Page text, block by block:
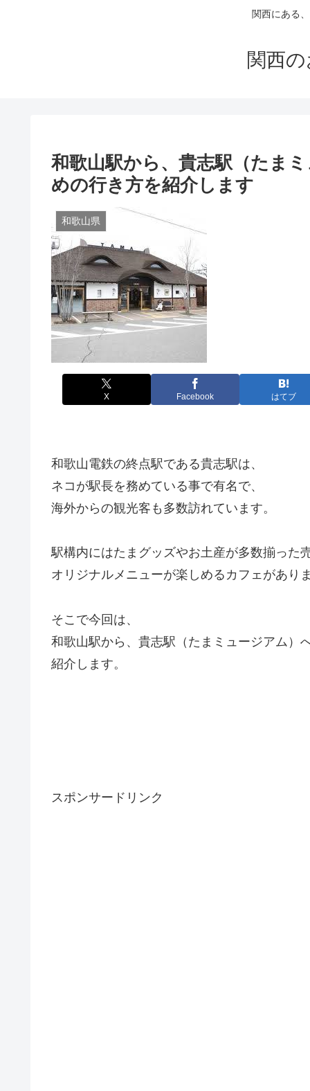
関西にある
関西
和歌山駅から、貴志駅（たま
めの行き方を紹介します
和歌山県
X Facebook はてブ
和歌山電鉄の終点駅である貴志駅は、
ネコが駅長を務めている事で有名で、
海外からの観光客も多数訪れています。
駅構内にはたまグッズやお土産が多数揃った売
オリジナルメニューが楽しめるカフェがありま
そこで今回は、
和歌山駅から、貴志駅（たまミュージアム）
紹介します。
スポンサードリンク